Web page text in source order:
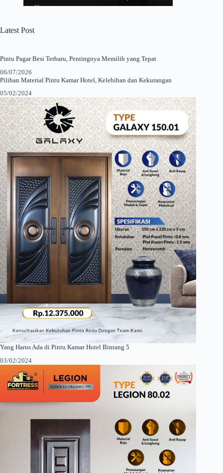
Latest Post
Pintu Pagar Besi Terbaru, Pentingnya Memilih yang Tepat
06/07/2026
Pilihan Material Pintu Kamar Hotel, Kelebihan dan Kekurangan
05/02/2024
Yang Harus Ada di Pintu Kamar Hotel Bintang 5
03/02/2024